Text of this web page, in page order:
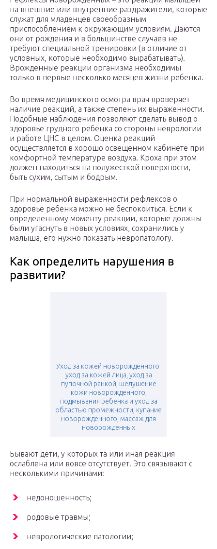
на внешние или внутренние раздражители, которые
служат для младенцев своеобразным
приспособлением к окружающим условиям. Даются
они от рождения и в большинстве случаев не
требуют специальной тренировки (в отличие от
условных, которые необходимо вырабатывать).
Врожденные реакции организма необходимы
только в первые несколько месяцев жизни ребенка.
Во время медицинского осмотра врач проверяет
наличие реакций, а также степень их выраженности.
Подобные наблюдения позволяют сделать вывод о
здоровье грудного ребенка со стороны неврологии
и работе ЦНС в целом. Оценка реакций
осуществляется в хорошо освещенном кабинете при
комфортной температуре воздуха. Кроха при этом
должен находиться на полужесткой поверхности,
быть сухим, сытым и бодрым.
При нормальной выраженности рефлексов о
здоровье ребенка можно не беспокоиться. Если к
определенному моменту реакции, которые должны
были угаснуть в новых условиях, сохранились у
малыша, его нужно показать невропатологу.
Как определить нарушения в
развитии?
Уход за кожей новорожденного.
уход за кожей лица, уход за
пупочной ранкой, шелушение
кожи новорожденного,
подмывания ребенка и уход за
областью промежности, купание
новорожденного, массаж для
новорожденных
Бывают дети, у которых та или иная реакция
ослаблена или вовсе отсутствует. Это связывают с
несколькими причинами:
недоношенность;
родовые травмы;
неврологические патологии;